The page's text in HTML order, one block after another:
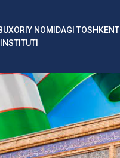
NOMIDAGI TOSHKENT
м
ух
о
р
Batafsil